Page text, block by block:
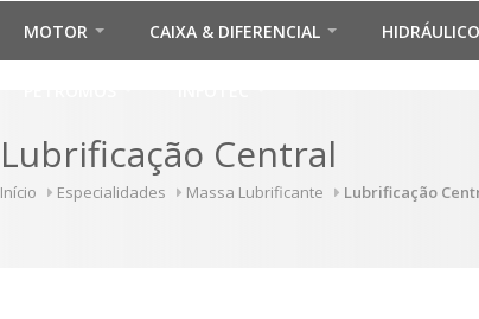
MOTOR CAIXA & DIFERENCIAL HIDRÁULICO
Lubrificação Central
Início Especialidades Massa Lubrificante Lubrificação